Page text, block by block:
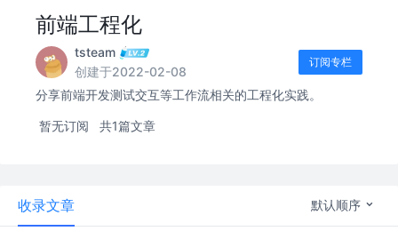
前端工程化
tsteam
创建于2022-02-08
订阅专栏
分享前端开发测试交互等工作流相关的工程化实践。
暂无订阅 共1篇文章
收录文章 默认顺序